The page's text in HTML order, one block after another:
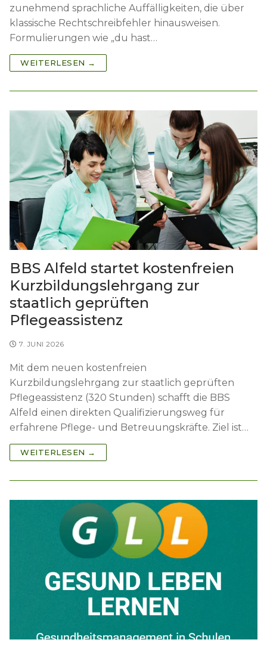
zunehmend sprachliche Auffälligkeiten, die über
klassische Rechtschreibfehler hinausweisen.
Formulierungen wie „du hast…
WEITERLESEN →
BBS Alfeld startet kostenfreien
Kurzbildungslehrgang zur
staatlich geprüften
Pflegeassistenz
7. JUNI 2026
Mit dem neuen kostenfreien
Kurzbildungslehrgang zur staatlich geprüften
Pflegeassistenz (320 Stunden) schafft die BBS
Alfeld einen direkten Qualifizierungsweg für
erfahrene Pflege- und Betreuungskräfte. Ziel ist…
WEITERLESEN →